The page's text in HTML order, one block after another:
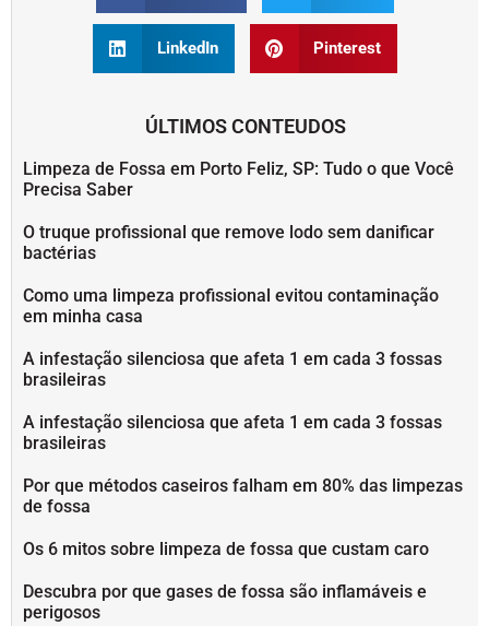
LinkedIn Pinterest
ÚLTIMOS CONTEUDOS
Limpeza de Fossa em Porto Feliz, SP: Tudo o que Você
Precisa Saber
O truque profissional que remove lodo sem danificar
bactérias
Como uma limpeza profissional evitou contaminação
em minha casa
A infestação silenciosa que afeta 1 em cada 3 fossas
brasileiras
A infestação silenciosa que afeta 1 em cada 3 fossas
brasileiras
Por que métodos caseiros falham em 80% das limpezas
de fossa
Os 6 mitos sobre limpeza de fossa que custam caro
Descubra por que gases de fossa são inflamáveis e
perigosos